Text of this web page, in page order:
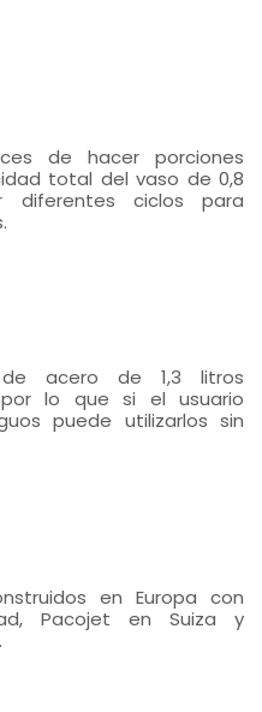
de hacer porciones
total del vaso de 0,8
diferentes ciclos para
acero de 1,3 litros
lo que si el usuario
puede utilizarlos sin
en Europa con
Pacojet en Suiza y